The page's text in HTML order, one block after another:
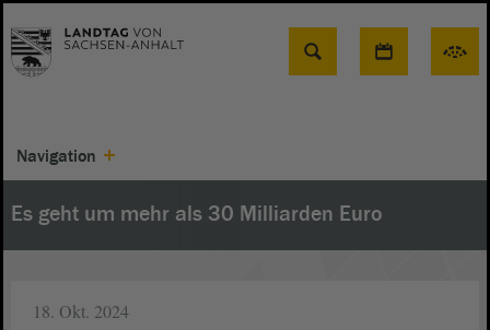
Suche
Navigation
Es geht um mehr als 30 Milliarden Euro
18. Okt. 2024